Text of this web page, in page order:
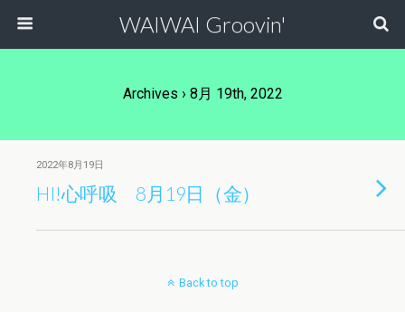
WAIWAI Groovin'
Archives › 8月 19th, 2022
2022年8月19日
HI!心呼吸 8月19日（金）
Back to top